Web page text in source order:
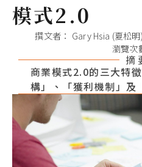
模式2.0
撰文者： Gary Hsia (夏松
瀏覽次
摘
商業模式2.0的三大特
構」、「獲利機制」及